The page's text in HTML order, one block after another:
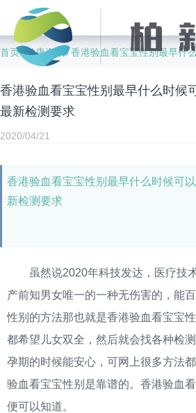
首页/健康资讯 /香港验血看宝宝性别最早什么时候可
香港验血看宝宝性别最早什么时候
最新检测要求
2020/04/21
香港验血看宝宝性别最早什么时候可
新检测要求
虽然说2020年科技发达，医疗技术
产前知男女唯一的一种无伤害的，能
性别的方法那也就是香港验血看宝宝
都希望儿女双全，然后就会找各种检
孕期的时候能安心，可网上很多方法
验血看宝宝性别是靠谱的。香港验血
便可以知道。